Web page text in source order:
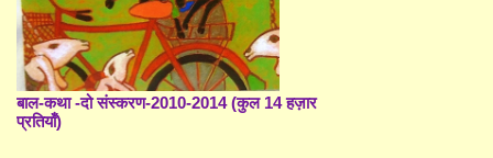
बाल-कथा -दो संस्करण-2010-2014 (कुल 14 हज़ार
प्रतियाँ)